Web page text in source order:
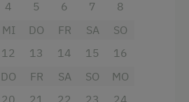
4
5
6
7
8
MI
12
DO
13
FR
14
SA
15
SO
16
DO
20
FR
21
SA
22
SO
23
MO
24